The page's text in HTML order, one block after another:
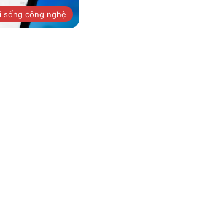
sống công nghệ